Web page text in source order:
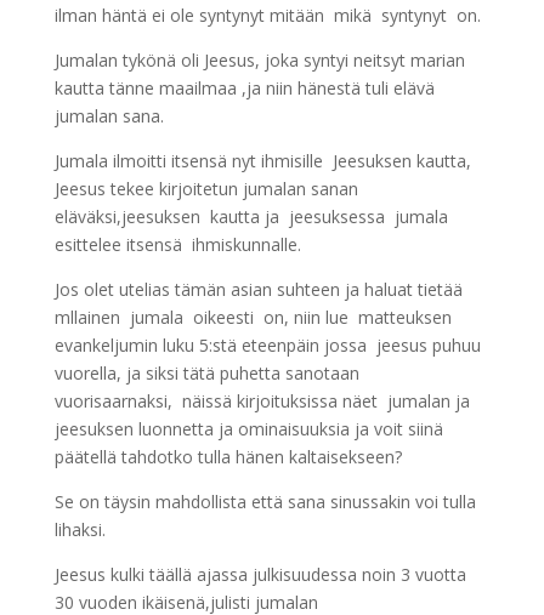
ilman häntä ei ole syntynyt mitään mikä syntynyt on.
Jumalan tykönä oli Jeesus, joka syntyi neitsyt marian
kautta tänne maailmaa ,ja niin hänestä tuli elävä
jumalan sana.
Jumala ilmoitti itsensä nyt ihmisille Jeesuksen kautta,
Jeesus tekee kirjoitetun jumalan sanan
eläväksi,jeesuksen kautta ja jeesuksessa jumala
esittelee itsensä ihmiskunnalle.
Jos olet utelias tämän asian suhteen ja haluat tietää
mllainen jumala oikeesti on, niin lue matteuksen
evankeljumin luku 5:stä eteenpäin jossa jeesus puhuu
vuorella, ja siksi tätä puhetta sanotaan
vuorisaarnaksi, näissä kirjoituksissa näet jumalan ja
jeesuksen luonnetta ja ominaisuuksia ja voit siinä
päätellä tahdotko tulla hänen kaltaisekseen?
Se on täysin mahdollista että sana sinussakin voi tulla
lihaksi.
Jeesus kulki täällä ajassa julkisuudessa noin 3 vuotta
30 vuoden ikäisenä,julisti jumalan